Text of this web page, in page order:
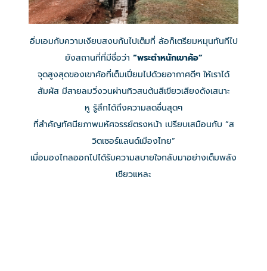
อิ่มเอมกับความเงียบสงบกันไปเต็มที่ ล้อก็เตรียมหมุนทันทีไป
ยังสถานที่ที่มีชื่อว่า “พระตำหนักเขาค้อ”
จุดสูงสุดของเขาค้อที่เต็มเปี่ยมไปด้วยอากาศดีๆ ให้เราได้
สัมผัส มีสายลมวิ่งวนผ่านทิวสนต้นสีเขียวเสียงดังเสนาะ
หู รู้สึกได้ถึงความสดชื่นสุดๆ
ที่สำคัญทัศนียภาพมหัศจรรย์ตรงหน้า เปรียบเสมือนกับ “ส
วิตเซอร์แลนด์เมืองไทย”
เมื่อมองไกลออกไปได้รับความสบายใจกลับมาอย่างเต็มพลัง
เชียวแหละ